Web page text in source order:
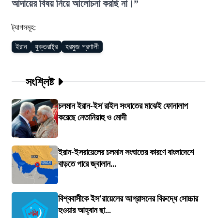
আদায়ের বিষয় নিয়ে আলোচনা করছি না।”
ট্যাগসমূহ:
ইরান যুক্তরাষ্ট্র হরমুজ প্রণালী
সংশ্লিষ্ট
চলমান ইরান-ইস'রাইল সংঘাতের মাঝেই ফোনালাপ
করেছে নেতানিয়াহু ও মোদী
ইরান-ইসরায়েলের চলমান সংঘাতের কারণে বাংলাদেশে
বাড়তে পারে জ্বালান...
বিশ্ববাসীকে ইস'রায়েলের আগ্রাসনের বিরুদ্ধে সোচ্চার
হওয়ার আহ্বান ছা...